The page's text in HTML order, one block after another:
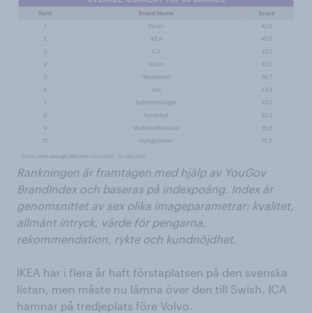
Rankningen är framtagen med hjälp av YouGov
BrandIndex och baseras på indexpoäng. Index är
genomsnittet av sex olika imageparametrar: kvalitet,
allmänt intryck, värde för pengarna,
rekommendation, rykte och kundnöjdhet.
IKEA har i flera år haft förstaplatsen på den svenska
listan, men måste nu lämna över den till Swish. ICA
hamnar på tredjeplats före Volvo.